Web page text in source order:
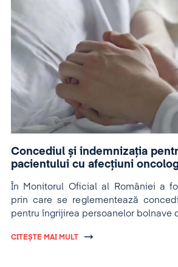
Concediul și indemnizația
pacientului cu afecțiuni
În Monitorul Oficial al României a
prin care se reglementează
pentru îngrijirea persoanelor bolnave
CITEȘTE MAI MULT